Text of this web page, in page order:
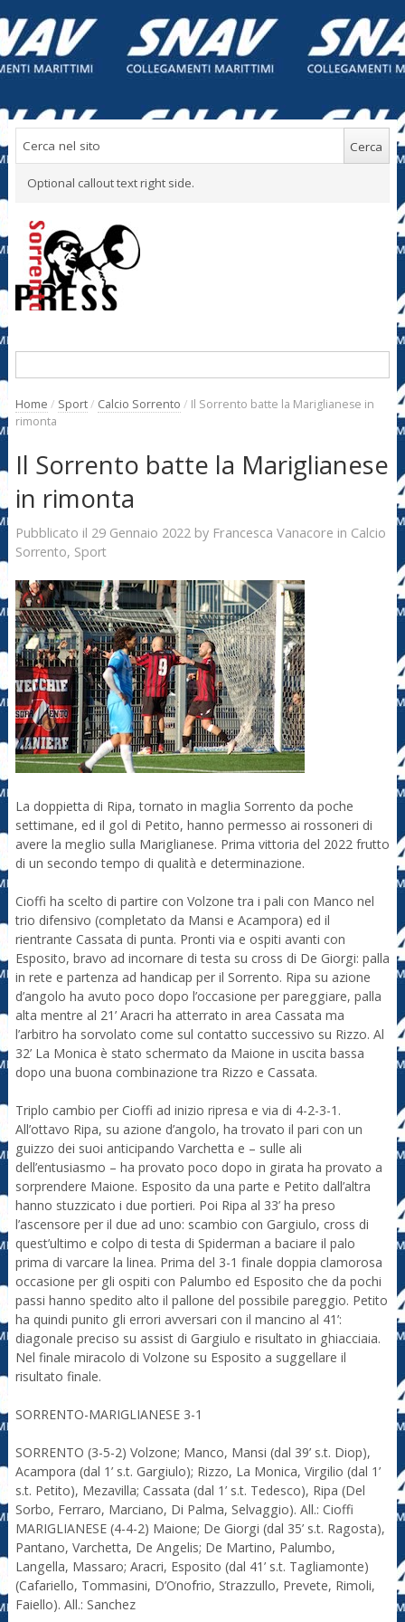
Optional callout text right side.
Home / Sport/ Calcio Sorrento / Il Sorrento batte la Mariglianese in
rimonta
Il Sorrento batte la Mariglianese
in rimonta
Pubblicato il 29 Gennaio 2022by Francesca Vanacore in Calcio
Sorrento, Sport
La doppietta di Ripa, tornato in maglia Sorrento da poche
settimane, ed il gol di Petito, hanno permesso ai rossoneri di
avere la meglio sulla Mariglianese. Prima vittoria del 2022 frutto
di un secondo tempo di qualità e determinazione.
Cioffi ha scelto di partire con Volzone tra i pali con Manco nel
trio difensivo (completato da Mansi e Acampora) ed il
rientrante Cassata di punta. Pronti via e ospiti avanti con
Esposito, bravo ad incornare di testa su cross di De Giorgi: palla
in rete e partenza ad handicap per il Sorrento. Ripa su azione
d’angolo ha avuto poco dopo l’occasione per pareggiare, palla
alta mentre al 21’ Aracri ha atterrato in area Cassata ma
l’arbitro ha sorvolato come sul contatto successivo su Rizzo. Al
32’ La Monica è stato schermato da Maione in uscita bassa
dopo una buona combinazione tra Rizzo e Cassata.
Triplo cambio per Cioffi ad inizio ripresa e via di 4-2-3-1.
All’ottavo Ripa, su azione d’angolo, ha trovato il pari con un
guizzo dei suoi anticipando Varchetta e – sulle ali
dell’entusiasmo – ha provato poco dopo in girata ha provato a
sorprendere Maione. Esposito da una parte e Petito dall’altra
hanno stuzzicato i due portieri. Poi Ripa al 33’ ha preso
l’ascensore per il due ad uno: scambio con Gargiulo, cross di
quest’ultimo e colpo di testa di Spiderman a baciare il palo
prima di varcare la linea. Prima del 3-1 finale doppia clamorosa
occasione per gli ospiti con Palumbo ed Esposito che da pochi
passi hanno spedito alto il pallone del possibile pareggio. Petito
ha quindi punito gli errori avversari con il mancino al 41’:
diagonale preciso su assist di Gargiulo e risultato in ghiacciaia.
Nel finale miracolo di Volzone su Esposito a suggellare il
risultato finale.
SORRENTO-MARIGLIANESE 3-1
SORRENTO (3-5-2) Volzone; Manco, Mansi (dal 39’ s.t. Diop),
Acampora (dal 1’ s.t. Gargiulo); Rizzo, La Monica, Virgilio (dal 1’
s.t. Petito), Mezavilla; Cassata (dal 1’ s.t. Tedesco), Ripa (Del
Sorbo, Ferraro, Marciano, Di Palma, Selvaggio). All.: Cioffi
MARIGLIANESE (4-4-2) Maione; De Giorgi (dal 35’ s.t. Ragosta),
Pantano, Varchetta, De Angelis; De Martino, Palumbo,
Langella, Massaro; Aracri, Esposito (dal 41’ s.t. Tagliamonte)
(Cafariello, Tommasini, D’Onofrio, Strazzullo, Prevete, Rimoli,
Faiello). All.: Sanchez